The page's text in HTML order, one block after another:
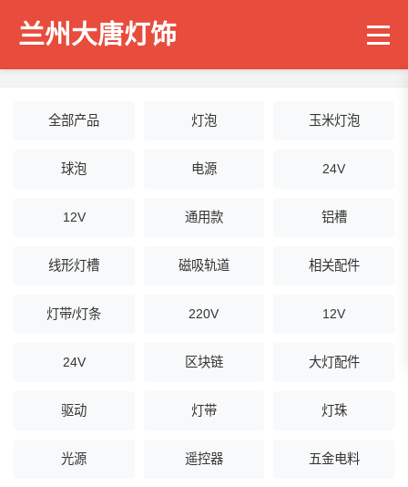
兰州大唐灯饰
全部产品 灯泡 玉米灯泡
球泡 电源 24V
12V 通用款 铝槽
线形灯槽 磁吸轨道 相关配件
灯带/灯条 220V 12V
24V 区块链 大灯配件
驱动 灯带 灯珠
光源 遥控器 五金电料